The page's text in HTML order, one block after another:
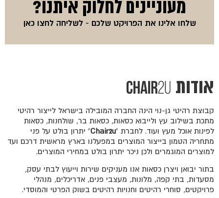
מעוניינים לחלוק איתנו?
שלחו אלינו את הפרויקט שלכם -לשליחה לחצו כאן
אודות
קבוצת רהיטי גן-נוי הינה החברה המובילה בישראל לייצור רהיטי
מתכת בשילוב עץ ולייבוא כסאות, כסאות בר, שולחנות, כסאות
לפינות אוכל מעץ ועוד. לחברת ”Chair2u” יתרון בולט על פני
מתחריה הטמון בייצור המוצרים במפעלנו בארץ מראשית דרכם ועד
למוצרים המוגמרים ולכן ניכר יתרון בולט במחירי המוצרים.
בתור יבואן ויצרן כסאות אנו מעניקים שירות וייעוץ לבתי עסק,
מסעדות, בתי קפה, מלונות, מעצבי פנים, אדריכלים, מנהלי
פרויקטים, סוחרי רהיטים וחנויות רהיטים בשוק הפרטי והמוסדי.